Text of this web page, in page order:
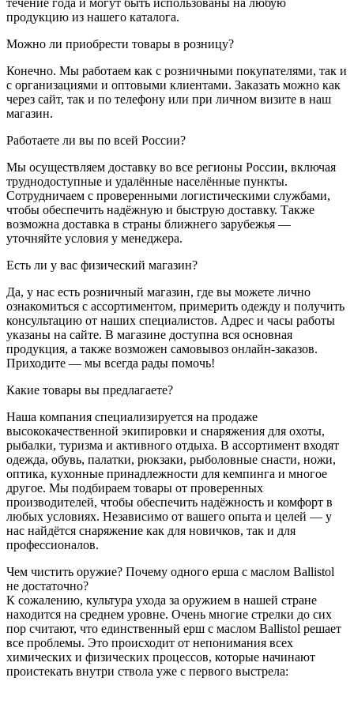
продукцию из нашего каталога.
Можно ли приобрести товары в розницу?
Конечно. Мы работаем как с розничными покупателями, так и
с организациями и оптовыми клиентами. Заказать можно как
через сайт, так и по телефону или при личном визите в наш
магазин.
Работаете ли вы по всей России?
Мы осуществляем доставку во все регионы России, включая
труднодоступные и удалённые населённые пункты.
Сотрудничаем с проверенными логистическими службами,
чтобы обеспечить надёжную и быструю доставку. Также
возможна доставка в страны ближнего зарубежья —
уточняйте условия у менеджера.
Есть ли у вас физический магазин?
Да, у нас есть розничный магазин, где вы можете лично
ознакомиться с ассортиментом, примерить одежду и получить
консультацию от наших специалистов. Адрес и часы работы
указаны на сайте. В магазине доступна вся основная
продукция, а также возможен самовывоз онлайн-заказов.
Приходите — мы всегда рады помочь!
Какие товары вы предлагаете?
Наша компания специализируется на продаже
высококачественной экипировки и снаряжения для охоты,
рыбалки, туризма и активного отдыха. В ассортимент входят
одежда, обувь, палатки, рюкзаки, рыболовные снасти, ножи,
оптика, кухонные принадлежности для кемпинга и многое
другое. Мы подбираем товары от проверенных
производителей, чтобы обеспечить надёжность и комфорт в
любых условиях. Независимо от вашего опыта и целей — у
нас найдётся снаряжение как для новичков, так и для
профессионалов.
Чем чистить оружие? Почему одного ерша с маслом Ballistol
не достаточно?
К сожалению, культура ухода за оружием в нашей стране
находится на среднем уровне. Очень многие стрелки до сих
пор считают, что единственный ерш с маслом Ballistol решает
все проблемы. Это происходит от непонимания всех
химических и физических процессов, которые начинают
проистекать внутри ствола уже с первого выстрела: